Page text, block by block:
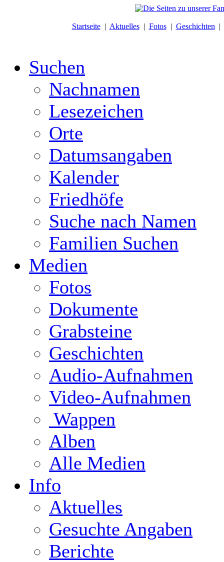
Startseite| Aktuelles| Fotos| Geschichten |
Suchen
Nachnamen
Lesezeichen
Orte
Datumsangaben
Kalender
Friedhöfe
Suche nach Namen
Familien Suchen
Medien
Fotos
Dokumente
Grabsteine
Geschichten
Audio-Aufnahmen
Video-Aufnahmen
Wappen
Alben
Alle Medien
Info
Aktuelles
Gesuchte Angaben
Berichte